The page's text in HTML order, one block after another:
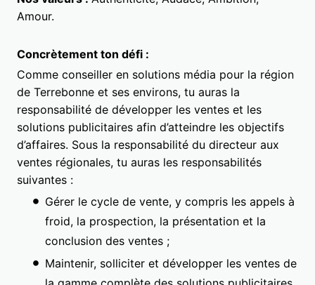
Amour.
Concrètement ton défi :
Comme conseiller en solutions média pour la région
de Terrebonne et ses environs, tu auras la
responsabilité de développer les ventes et les
solutions publicitaires afin d’atteindre les objectifs
d’affaires. Sous la responsabilité du directeur aux
ventes régionales, tu auras les responsabilités
suivantes :
Gérer le cycle de vente, y compris les appels à
froid, la prospection, la présentation et la
conclusion des ventes ;
Maintenir, solliciter et développer les ventes de